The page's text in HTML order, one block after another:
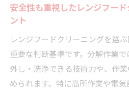
安全性も重視したレンジフー
ント
レンジフードクリーニングを選
重要な判断基準です。分解作業
外し・洗浄できる技術力や、作
められます。特に高所作業や電